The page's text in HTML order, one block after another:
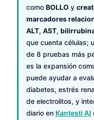
como BOLLO y
marcadores
ALT, AST,
que cuenta células;
de 8 pruebas más
es la expansión
puede ayudar a
diabetes, estrés
de electrolitos, y
diario en Kantesti AI